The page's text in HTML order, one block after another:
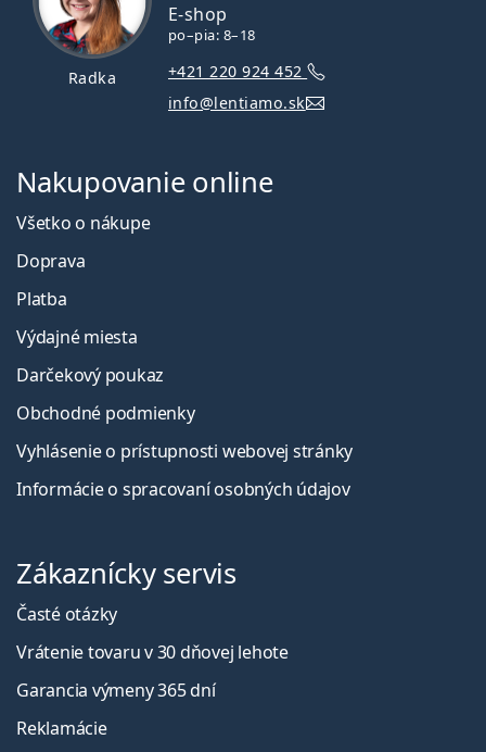
Radka
E-shop
po–pia: 8–18
+421 220 924 452
info@lentiamo.sk
Nakupovanie online
Všetko o nákupe
Doprava
Platba
Výdajné miesta
Darčekový poukaz
Obchodné podmienky
Vyhlásenie o prístupnosti webovej stránky
Informácie o spracovaní osobných údajov
Zákaznícky servis
Časté otázky
Vrátenie tovaru v 30 dňovej lehote
Garancia výmeny 365 dní
Reklamácie